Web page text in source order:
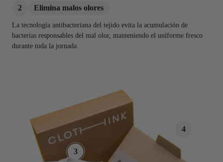
2 Elimina malos olores
La tecnología antibacteriana del tejido evita la acumulación de
bacterias responsables del mal olor, manteniendo el uniforme fresco
durante toda la jornada.
3
4